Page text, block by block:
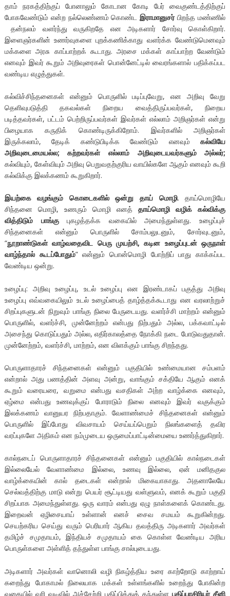
தாம் நரகத்திற்குப் போனாலும் கோடான கோடி பேர் வைகுண்டத்திற்குப்
போகவேண்டும் என்ற நல்லெண்ணம் கொண்டஇராமானுசர்பிறந்த மண்ணில்
தன்நலம் வளர்ந்து வருகிறதே என அடிகளார் சோர்வு கொள்கிறார்.
இளைஞர்களின் உணர்வுகளை புறக்கணிக்காது வளர்க்க வேண்டுமெனவும்
மக்களை அரசு காப்பாற்றக் கூடாது. அரசை மக்கள் காப்பாற்ற வேண்டும்
எனவும் இவர் கூறும் அறிவுரைகள் பொன்னேட்டில் வைரங்களால் பதிக்கப்பட
வண்டிய எழுத்துகள்.
கல்விச்சிந்தனைகள் என்னும் பொருளில் படிப்புவேறு, என அறிவு வேறு
தெளிவுபடுத்தி தகவல்கள் நிறைய வைத்திருப்பவர்கள், நிறைய
படித்தவர்கள், பட்டம் பெற்றிருப்பவர்கள் இவர்கள் எல்லாம் அறிஞர்கள் என்று
பிழையாக கருதிக் கொண்டிருக்கிறோம். இவர்களில் அறிஞர்கள்
இருக்கலாம், தேடிக் கண்டுபிடிக்க வேண்டும் எனவும்கல்வியே
அறிவுடைமையல்ல; கற்றவர்கள் எல்லாம் அறிவுடையவர்களும் அல்லர்;
கல்வியும், கேள்வியும் அறிவு பெறுவதற்குரிய வாயில்களே ஆகும் எனவும் கூறி
கல்விக்கு இலக்கணம் கூறுகிறார்.
இயற்கை வழங்கும் கொடைகளில் ஒன்று தாய் மொழி. தாய்மொழியே
சிந்தனை மொழி, உணரும் மொழி எனத்தாய்மொழி வழிக் கல்விக்கு
வித்திடும் பாங்குபுகழத்தக்க வகையில் அமைந்துள்ளது. உழைப்புச்
சிந்தனைகள் என்னும் பொருளில் சோம்பலுடனும், சோர்வுடனும்,
“நூறாண்டுகள் வாழ்வதைவிட பெரு முயற்சி, கடின உழைப்புடன் ஒருநாள்
வாழ்ந்தால் கூடப்போதும்” என்னும் பொன்மொழி போற்றிப் பாது காக்கப்பட
வேண்டிய ஒன்று.
உழைப்பு: அறிவு உழைப்பு, உடல் உழைப்பு என இரண்டாகப் பகுத்து அறிவு
உழைப்பு எவ்வகையிலும் உடல் உழைப்பைத் தாழ்த்தக்கூடாது என வரலாற்றுச்
சிறப்புகளுடன் நிறுவும் பாங்கு நிலை பேருடையது. வளர்ச்சி மாற்றம் என்னும்
பொருளில், வளர்ச்சி, முன்னேற்றம் என்பது நிற்பதும் அல்ல, பக்கவாட்டில்
அசைந்து கொடுப்பதும் அல்ல, எதிர்காலத்தை நோக்கி நடை போடுவதுதான்.
முன்னேற்றம், வளர்ச்சி, மாற்றம், என விளக்கும் பாங்கு சிறந்தது.
பொருளாதாரச் சிந்தனைகள் என்னும் பகுதியில் உண்மையான சம்பளம்
என்றால் அது பணத்தின் அளவு அன்று, வாங்கும் சக்தியே ஆகும் எனக்
கூறும் வரையரை, வறுமை என்பது வசதிகள் அற்ற வாழ்க்கை எனவும்,
ஏழ்மை என்பது உணவுக்குப் போராடும் நிலை எனவும் இவர் வகுக்கும்
இலக்கணம் வானுயர நிற்பதாகும். வேளாண்மைச் சிந்தனைகள் என்னும்
பொருளில் இப்போது விவசாயம் செய்யப்பெறும் நிலங்களைத் தவிர
வரப்புகளே அதிகம் என நம்முடைய ஒருமைப்பாட்டின்மையை உணர்த்துகிறார்.
கால்நடைப் பொருளாதாரச் சிந்தனைகள் என்னும் பகுதியில் கால்நடைகள்
இல்லையேல் வேளாண்மை இல்லை, உணவு இல்லை, ஏன் மனிதகுல
வாழ்க்கையின் கால் தடைகள் என்றால் மிகையாகாது. அதனாலேயே
செல்வத்திற்கு மாடு என்று பெயர் சூட்டியது வள்ளுவம், எனக் கூறும் பகுதி
சிறப்பாக அமைந்துள்ளது. ஒரு வாரம் என்பது ஏழு நாள்களைக் கொண்டது.
இறைவன் ஏழிசையாய் உள்ளான் எனச் சைவ சமயம் கூறுகின்றது.
செயற்கரிய செய்து வரும் பெரியார் ஆகிய தவத்திரு அடிகளார் அவர்கள்
தமிழ்ச் சமுதாயம், இந்தியச் சமுதாயம் கை கொள்ள வேண்டிய அரிய
பொருள்களை அள்ளித் தந்துள்ள பாங்கு சால்புடையது.
அடிகளார் அவர்கள் வானொலி வழி நிகழ்த்திய உரை காற்றோடு காற்றாய்
கறைந்து போகாமல் நிலையாக மக்கள் உள்ளங்களில் உறைந்து போகின்ற
வகையில் வரி வடிவில் அச்சேற்றி பதிப்பித்துத் தந்துள்ளபதிப்பாசிரியர் சீனி